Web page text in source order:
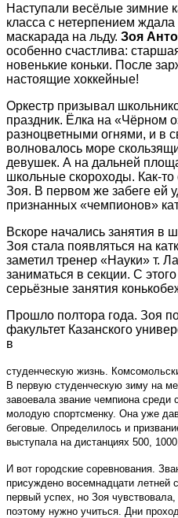
Наступали весёлые зимние
класса с нетерпением
маскарада на льду. Зоя
особенно счастлива:
новенькие коньки. После
настоящие хоккейные!
Оркестр призывал
праздник. Ёлка на «Чёрном
разноцветными огнями, и в
волновалось море
девушек. А на дальней
школьные скороходы. Как-то
Зоя. В первом же забеге ей
признанных «чемпионов»
Вскоре начались занятия в
Зоя стала появляться на
заметил тренер «Науки» т.
заниматься в секции. С
серьёзные занятия
Прошло полтора года. Зоя
факультет Казанского
в
студенческую жизнь.
В первую студенческую зиму на
завоевала звание чемпиона среди
молодую спортсменку. Она уже
беговые. Определилось и
выступала на дистанциях 500,
И вот городские соревнования.
присуждено восемнадцати летней
первый успех, но Зоя
поэтому нужно учиться. Дни